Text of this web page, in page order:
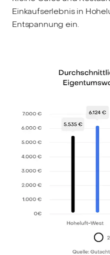
Einkaufserlebnis in
Entspannung ein.